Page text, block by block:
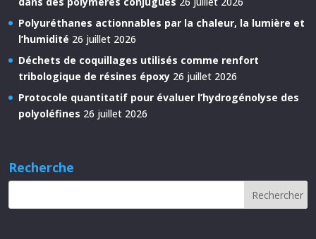
Polyuréthanes actionnables par la chaleur, la lumière et
l’humidité 26 juillet 2026
Déchets de coquillages utilisés comme renfort
tribologique de résines époxy 26 juillet 2026
Protocole quantitatif pour évaluer l’hydrogénolyse des
polyoléfines 26 juillet 2026
Recherche